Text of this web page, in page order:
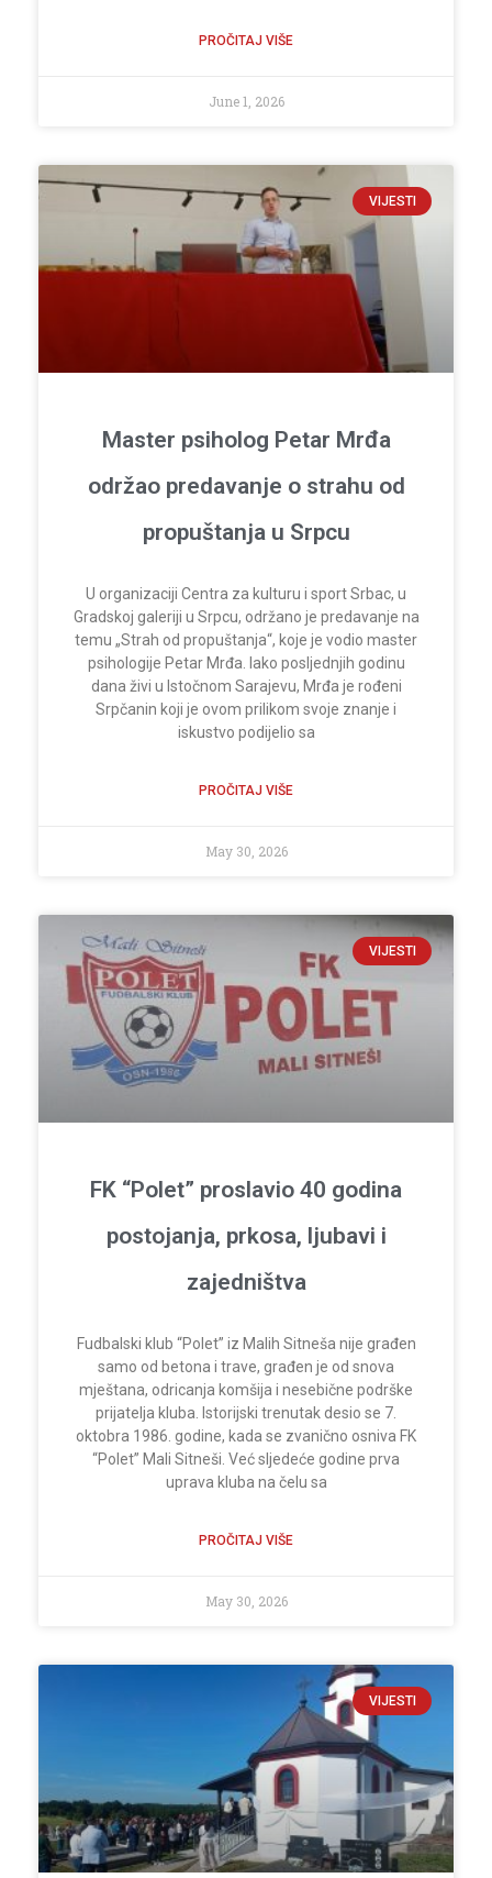
PROČITAJ VIŠE
June 1, 2026
VIJESTI
Master psiholog Petar Mrđa
održao predavanje o strahu od
propuštanja u Srpcu
U organizaciji Centra za kulturu i sport Srbac, u
Gradskoj galeriji u Srpcu, održano je predavanje na
temu „Strah od propuštanja“, koje je vodio master
psihologije Petar Mrđa. Iako posljednjih godinu
dana živi u Istočnom Sarajevu, Mrđa je rođeni
Srpčanin koji je ovom prilikom svoje znanje i
iskustvo podijelio sa
PROČITAJ VIŠE
May 30, 2026
VIJESTI
FK “Polet” proslavio 40 godina
postojanja, prkosa, ljubavi i
zajedništva
Fudbalski klub “Polet” iz Malih Sitneša nije građen
samo od betona i trave, građen je od snova
mještana, odricanja komšija i nesebične podrške
prijatelja kluba. Istorijski trenutak desio se 7.
oktobra 1986. godine, kada se zvanično osniva FK
“Polet” Mali Sitneši. Već sljedeće godine prva
uprava kluba na čelu sa
PROČITAJ VIŠE
May 30, 2026
VIJESTI